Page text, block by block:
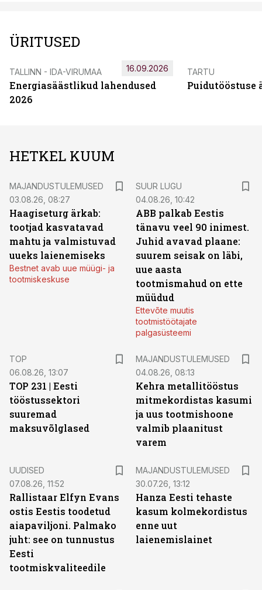
ÜRITUSED
TALLINN - IDA-VIRUMAA
Energiasäästlikud lahendused
2026
16.09.2026 TARTU
Puidutööstuse
HETKEL KUUM
MAJANDUSTULEMUSED
03.08.26, 08:27
Haagiseturg ärkab:
tootjad kasvatavad
mahtu ja valmistuvad
uueks laienemiseks
Bestnet avab uue müügi- ja
tootmiskeskuse
SUUR LUGU
04.08.26, 10:42
ABB palkab Eestis
tänavu veel 90 inimest.
Juhid avavad plaane:
suurem seisak on läbi,
uue aasta
tootmismahud on ette
müüdud
Ettevõte muutis
tootmistöötajate
palgasüsteemi
TOP
06.08.26, 13:07
TOP 231 | Eesti
tööstussektori
suuremad
maksuvõlglased
MAJANDUSTULEMUSED
04.08.26, 08:13
Kehra metallitööstus
mitmekordistas kasumi
ja uus tootmishoone
valmib plaanitust
varem
UUDISED
07.08.26, 11:52
Rallistaar Elfyn Evans
ostis Eestis toodetud
aiapaviljoni. Palmako
juht: see on tunnustus
Eesti
tootmiskvaliteedile
MAJANDUSTULEMUSED
30.07.26, 13:12
Hanza Eesti tehaste
kasum kolmekordistus
enne uut
laienemislainet